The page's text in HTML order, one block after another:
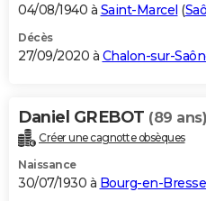
04/08/1940 à Saint-Marcel (
Décès
27/09/2020 à Chalon-sur-
Daniel GREBOT (89 ans)
Créer une cagnotte obsèques
Naissance
30/07/1930 à Bourg-en-Bresse